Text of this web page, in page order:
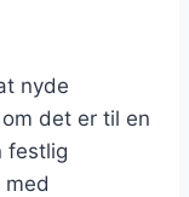
nyde
det er til en
festlig
med